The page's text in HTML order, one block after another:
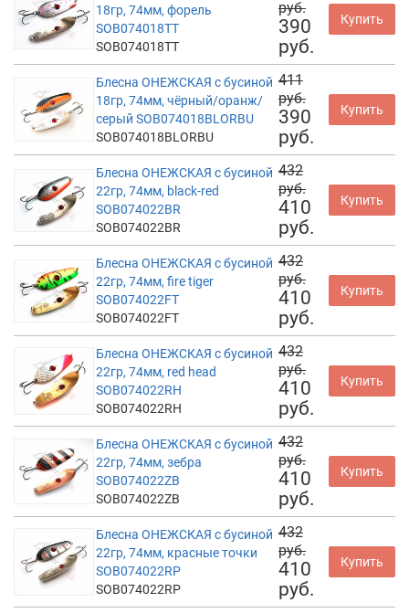
18гр, 74мм, форель
SOB074018TT
SOB074018TT
руб.
390
руб.
Купить
Блесна ОНЕЖСКАЯ с бусиной
18гр, 74мм, чёрный/оранж/
серый SOB074018BLORBU
SOB074018BLORBU
411
руб.
390
руб.
Купить
Блесна ОНЕЖСКАЯ с бусиной
22гр, 74мм, black-red
SOB074022BR
SOB074022BR
432
руб.
410
руб.
Купить
Блесна ОНЕЖСКАЯ с бусиной
22гр, 74мм, fire tiger
SOB074022FT
SOB074022FT
432
руб.
410
руб.
Купить
Блесна ОНЕЖСКАЯ с бусиной
22гр, 74мм, red head
SOB074022RH
SOB074022RH
432
руб.
410
руб.
Купить
Блесна ОНЕЖСКАЯ с бусиной
22гр, 74мм, зебра
SOB074022ZB
SOB074022ZB
432
руб.
410
руб.
Купить
Блесна ОНЕЖСКАЯ с бусиной
22гр, 74мм, красные точки
SOB074022RP
SOB074022RP
432
руб.
410
руб.
Купить